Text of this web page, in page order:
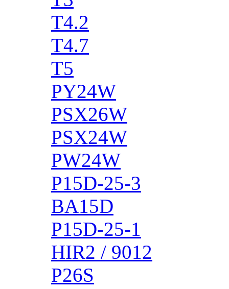
T4.2
T4.7
T5
PY24W
PSX26W
PSX24W
PW24W
P15D-25-3
BA15D
P15D-25-1
HIR2 / 9012
P26S